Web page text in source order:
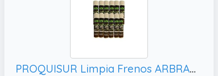
PROQUISUR Limpia Frenos ARBRAKE 600ML 12UD